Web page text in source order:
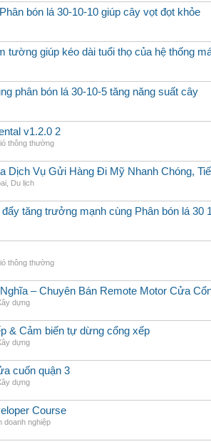
bón lá 30-10-10 giúp cây vọt đọt khỏe
tường giúp kéo dài tuổi thọ của hệ thống
phân bón lá 30-10-5 tăng năng suất cây
v1.2.0 2
thông thường
Dịch Vụ Gửi Hàng Đi Mỹ Nhanh Chóng,
Du lịch
tăng trưởng mạnh cùng Phân bón lá 30
thông thường
– Chuyên Bán Remote Motor Cửa
dựng
& Cảm biến tự dừng cổng xếp
dựng
cuốn quận 3
dựng
Course
doanh nghiệp